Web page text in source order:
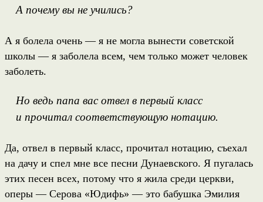
А почему вы не учились?
А я болела очень — я не могла вынести советской
школы — я заболела всем, чем только может человек
заболеть.
Но ведь папа вас отвел в первый класс
и прочитал соответствующую нотацию.
Да, отвел в первый класс, прочитал нотацию, съехал
на дачу и спел мне все песни Дунаевского. Я пугалась
этих песен всех, потому что я жила среди церкви,
оперы — Серова «Юдифь» — это бабушка Эмилия